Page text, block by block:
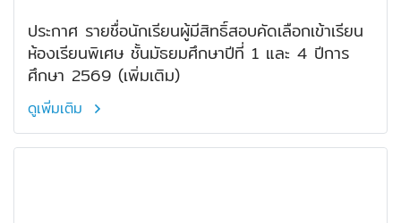
ประกาศ รายชื่อนักเรียนผู้มีสิทธิ์สอบคัดเลือกเข้าเรียน
ห้องเรียนพิเศษ ชั้นมัธยมศึกษาปีที่ 1 และ 4 ปีการ
ศึกษา 2569 (เพิ่มเติม)
ดูเพิ่มเติม